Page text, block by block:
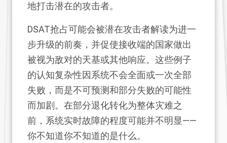
地打击潜在的攻击者。
DSAT抢占可能会被潜在攻击者解读为进一
步升级的前奏，并促使接收端的国家做出
被视为敌对的天基或其他响应。这些例子
的认知复杂性因系统不会全面或一次全部
失败，而是不可预测和部分失败的可能性
而加剧。在部分退化转化为整体灾难之
前，系统实时故障的程度可能并不明显——
你不知道你不知道的是什么。